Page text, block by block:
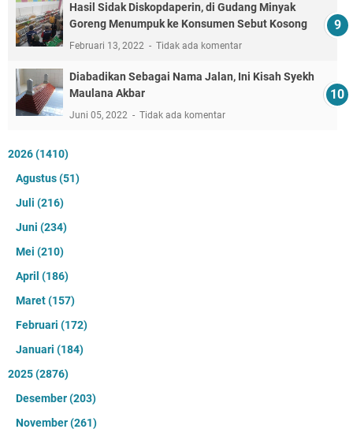
Hasil Sidak Diskopdaperin, di Gudang Minyak
Goreng Menumpuk ke Konsumen Sebut Kosong
Februari 13, 2022 Tidak ada komentar
Diabadikan Sebagai Nama Jalan, Ini Kisah Syekh
Maulana Akbar
Juni 05, 2022 Tidak ada komentar
2026(1410)
Agustus(51)
Juli (216)
Juni (234)
Mei (210)
April (186)
Maret(157)
Februari (172)
Januari (184)
2025(2876)
Desember(203)
November(261)